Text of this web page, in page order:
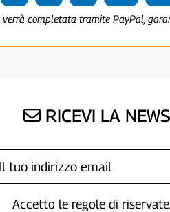
verrà completata tramite PayPal,
RICEVI LA
Accetto le regole di